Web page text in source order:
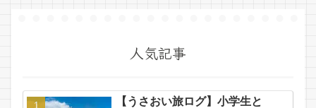
人気記事
【うさおい旅ログ】小学生と